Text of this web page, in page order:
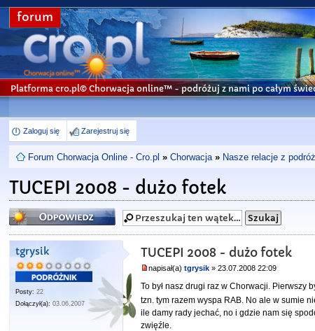
forum
Platforma cro.pl© Chorwacja online™ - podróżuj z nami po całym
Zaloguj się Zarejestruj się
Forum Chorwacja Online - Cro.pl » Chorwacja » Nasze relacje z
TUCEPI 2008 - dużo fotek
Odpowiedz
tgrysik
Posty: 22
Dołączył(a): 03.06.2007
TUCEPI 2008 - dużo fotek
napisał(a)tgrysik » 23.07.2008 22:09
To był nasz drugi raz w Chorwacji. Pierwszy
tzn. tym razem wyspa RAB. No ale w sumie
ile damy rady jechać, no i gdzie nam się
zwięźle.